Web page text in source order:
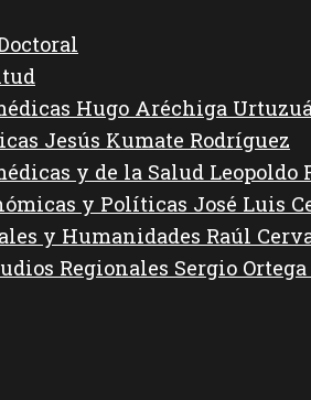
Hugo Aréchiga
Jesús Kumate Rodríguez
y de la Salud Leopoldo
y Políticas José Luis
y Humanidades Raúl
Regionales Sergio